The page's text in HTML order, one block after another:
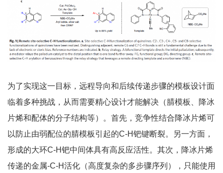
为了实现这一目标，远程导向和后续传递步骤的模板设计面
临着多种挑战，从而需要精心设计才能解决（腈模板、降冰
片烯和配体的分子结构等）。首先，竞争性结合降冰片烯可
以防止由弱配位的腈模板引起的C-H钯键断裂。另一方面，
形成的大环C-H钯中间体具有高反应活性。其次，降冰片烯
传递的金属-C-H活化（高度复杂的多步骤序列），只能使用